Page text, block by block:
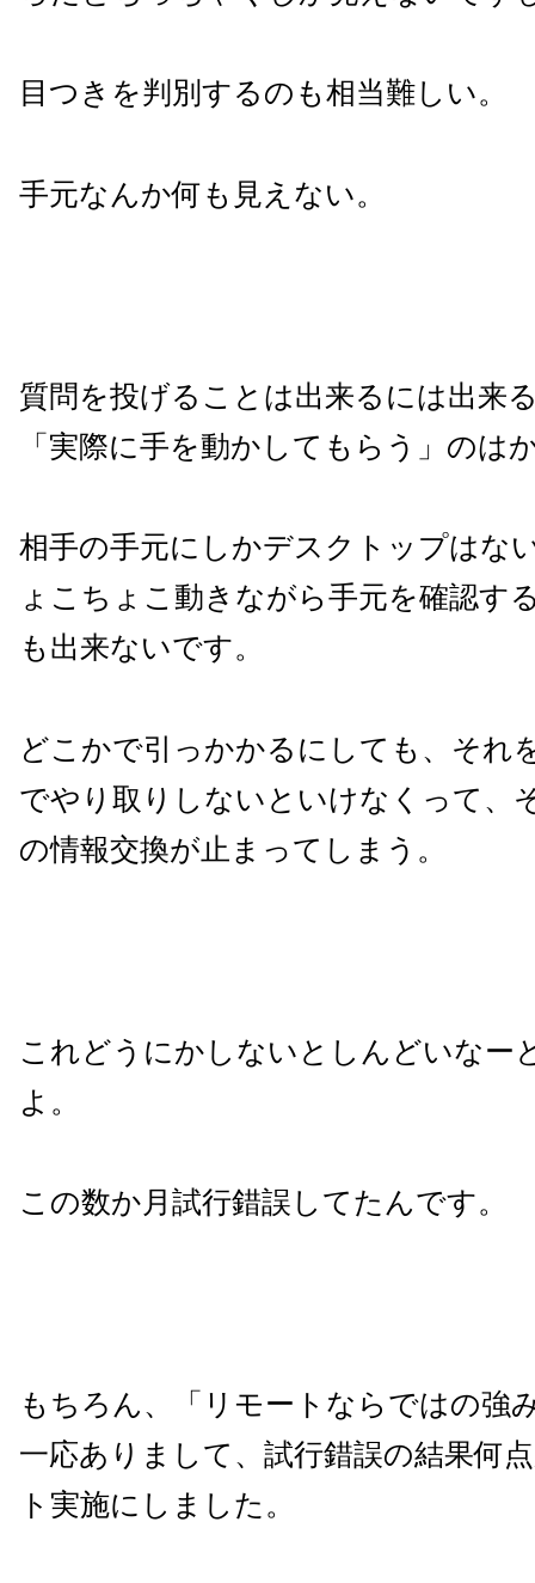
目つきを判別するのも相当難しい。
手元なんか何も見えない。
質問を投げることは出来るには出来
「実際に手を動かしてもらう」のは
相手の手元にしかデスクトップはな
ょこちょこ動きながら手元を確認す
も出来ないです。
どこかで引っかかるにしても、それ
でやり取りしないといけなくって、
の情報交換が止まってしまう。
これどうにかしないとしんどいなー
よ。
この数か月試行錯誤してたんです。
もちろん、「リモートならではの強
一応ありまして、試行錯誤の結果何
ト実施にしました。